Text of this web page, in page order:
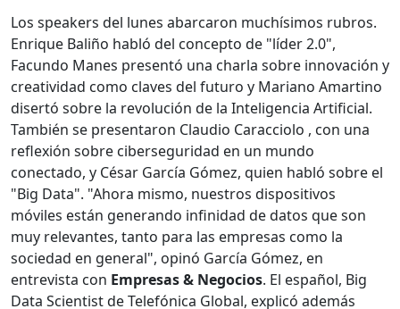
Los speakers del lunes abarcaron muchísimos rubros.
Enrique Baliño habló del concepto de "líder 2.0",
Facundo Manes presentó una charla sobre innovación y
creatividad como claves del futuro y Mariano Amartino
disertó sobre la revolución de la Inteligencia Artificial.
También se presentaron Claudio Caracciolo , con una
reflexión sobre ciberseguridad en un mundo
conectado, y César García Gómez, quien habló sobre el
"Big Data". "Ahora mismo, nuestros dispositivos
móviles están generando infinidad de datos que son
muy relevantes, tanto para las empresas como la
sociedad en general", opinó García Gómez, en
entrevista con Empresas & Negocios. El español, Big
Data Scientist de Telefónica Global, explicó además